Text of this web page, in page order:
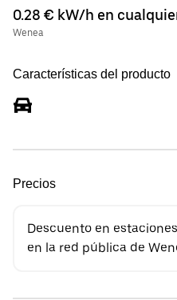
0.28 € kW/h en
Wenea
Características del producto
Precios
Descuento en
en la red pública de